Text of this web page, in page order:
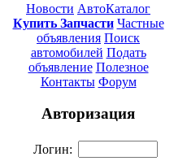
Новости АвтоКаталог
Купить Запчасти Частные
объявления Поиск
автомобилей Подать
объявление Полезное
Контакты Форум
Авторизация
Логин: